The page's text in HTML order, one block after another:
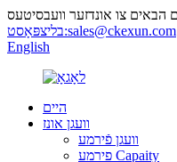
בליצפּאָסט:sales@ckexun.com
English
היים
וועגן אונז
וועגן פֿירמע
פירמע Capaity